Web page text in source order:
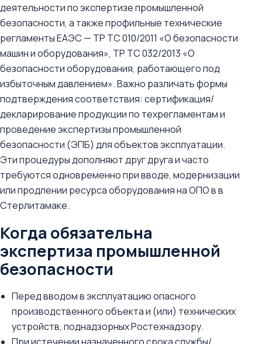
деятельности по экспертизе промышленной
безопасности, а также профильные технические
регламенты ЕАЭС — ТР ТС 010/2011 «О безопасности
машин и оборудования», ТР ТС 032/2013 «О
безопасности оборудования, работающего под
избыточным давлением». Важно различать формы
подтверждения соответствия: сертификация/
декларирование продукции по техрегламентам и
проведение экспертизы промышленной
безопасности (ЭПБ) для объектов эксплуатации.
Эти процедуры дополняют друг друга и часто
требуются одновременно при вводе, модернизации
или продлении ресурса оборудования на ОПО в в
Стерлитамаке.
Когда обязательна
экспертиза промышленной
безопасности
Перед вводом в эксплуатацию опасного
производственного объекта и (или) технических
устройств, поднадзорных Ростехнадзору.